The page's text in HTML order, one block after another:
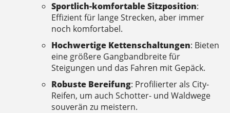
Sportlich-komfortable Sitzposition:
Effizient für lange Strecken, aber immer
noch komfortabel.
Hochwertige Kettenschaltungen: Bieten
eine größere Gangbandbreite für
Steigungen und das Fahren mit Gepäck.
Robuste Bereifung: Profilierter als City-
Reifen, um auch Schotter- und Waldwege
souverän zu meistern.